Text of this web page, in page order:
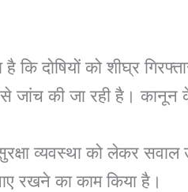
है कि दोषियों को शीघ्र
जांच की जा रही है। कानून
व्यवस्था को लेकर
रखने का काम किया है।